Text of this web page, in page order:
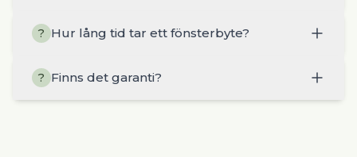
? Hur lång tid tar ett fönsterbyte?
? Finns det garanti?